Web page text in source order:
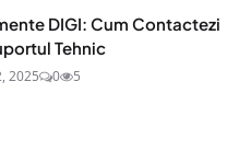
DIGI: Cum Contactezi
Tehnic
2025 0 5